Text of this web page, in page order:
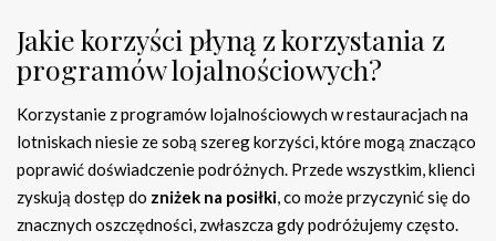
Jakie korzyści płyną z korzystania z
programów lojalnościowych?
Korzystanie z programów lojalnościowych w restauracjach na
lotniskach niesie ze sobą szereg korzyści, które mogą znacząco
poprawić doświadczenie podróżnych. Przede wszystkim, klienci
zyskują dostęp do zniżek na posiłki, co może przyczynić się do
znacznych oszczędności, zwłaszcza gdy podróżujemy często.